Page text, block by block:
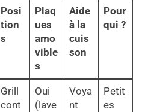
Posi
tion
s
Plaq
ues
amo
vible
s
Aide
à la
cuis
son
Pour
qui ?
Grill
cont
Oui
(lave
Voya
nt
Petit
es